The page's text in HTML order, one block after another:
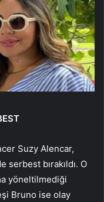
Suzy Alencar,
serbest bırakıldı. O
yöneltilmediği
Bruno ise olay